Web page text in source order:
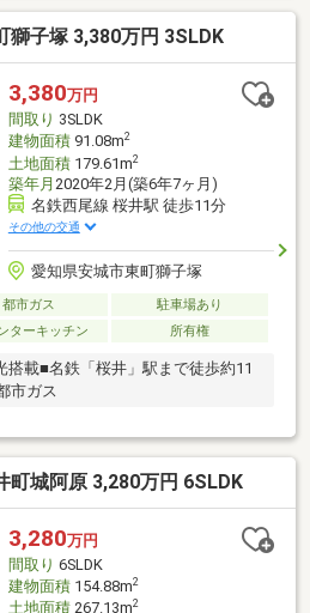
獅子塚 3,380万円 3SLDK
3,380万円
間取り 3SLDK
建物面積91.08m2
土地面積179.61m2
築年月 2020年2月(築6年7ヶ月)
名鉄西尾線 桜井駅 徒歩11分
その他の交通
愛知県安城市東町獅子塚
都市ガス
駐車場あり
ターキッチン 所有権
載■名鉄「桜井」駅まで徒歩約11
市ガス
町城阿原 3,280万円 6SLDK
3,280万円
間取り 6SLDK
建物面積154.88m2
土地面積267.13m2